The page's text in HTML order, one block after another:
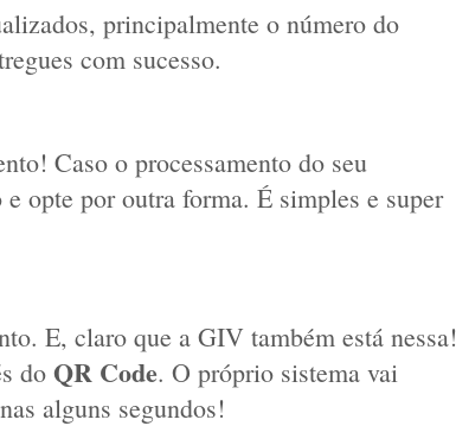
principalmente o número do
com sucesso.
Caso o processamento do seu
opte por outra forma. É simples e super
E, claro que a GIV também está nessa!
do QR Code. O próprio sistema vai
alguns segundos!